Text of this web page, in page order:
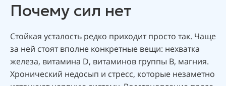
Почему сил нет
Стойкая усталость редко приходит просто так. Чаще
за ней стоят вполне конкретные вещи: нехватка
железа, витамина D, витаминов группы B, магния.
Хронический недосып и стресс, которые незаметно